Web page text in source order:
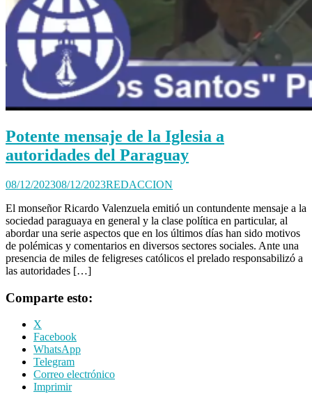
Potente mensaje de la Iglesia a
autoridades del Paraguay
08/12/202308/12/2023REDACCION
El monseñor Ricardo Valenzuela emitió un contundente mensaje a la
sociedad paraguaya en general y la clase política en particular, al
abordar una serie aspectos que en los últimos días han sido motivos
de polémicas y comentarios en diversos sectores sociales. Ante una
presencia de miles de feligreses católicos el prelado responsabilizó a
las autoridades […]
Comparte esto:
X
Facebook
WhatsApp
Telegram
Correo electrónico
Imprimir